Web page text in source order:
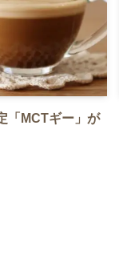
「MCTギー」が